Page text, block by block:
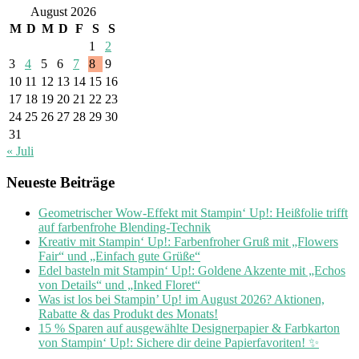
August 2026
M D M D F S
S
1
2
3
4 5 6 7 8
9
10 11 12 13 14 15 16
17 18 19 20 21 22 23
24 25 26 27 28 29 30
31
« Juli
Neueste Beiträge
Geometrischer Wow-Effekt mit Stampin‘ Up!: Heißfolie trifft
auf farbenfrohe Blending-Technik
Kreativ mit Stampin‘ Up!: Farbenfroher Gruß mit „Flowers
Fair“ und „Einfach gute Grüße“
Edel basteln mit Stampin‘ Up!: Goldene Akzente mit „Echos
von Details“ und „Inked Floret“
Was ist los bei Stampin’ Up! im August 2026? Aktionen,
Rabatte & das Produkt des Monats!
15 % Sparen auf ausgewählte Designerpapier & Farbkarton
von Stampin‘ Up!: Sichere dir deine Papierfavoriten! ✨